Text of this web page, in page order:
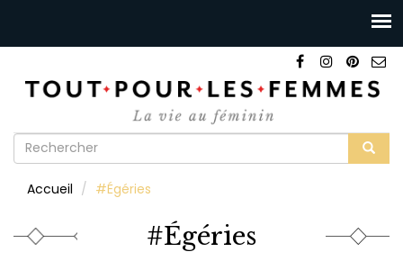
Formulaire
recherche
Accueil #Égéries
#Égéries